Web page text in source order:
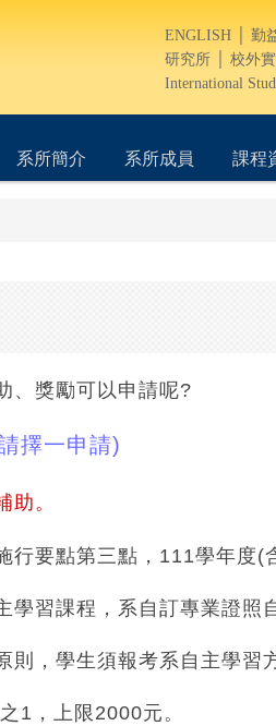
ENGLISH 勤
研究所
校外
International
系所簡介 系所成員 課程
、獎勵可以申請呢?
擇一申請)
。
要點第三點，111學年度(
程，系自訂專業證照
生須報考系自主學習方
1，上限2000元。